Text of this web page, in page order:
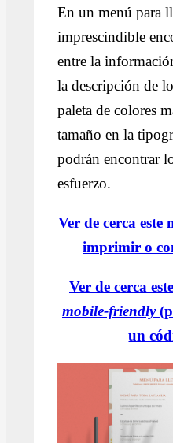
En un menú para
imprescindible
entre la
la descripción de
paleta de colores
tamaño en la
podrán encontrar
esfuerzo.
Ver de cerca este
imprimir o
Ver de cerca
mobile-friendly
un